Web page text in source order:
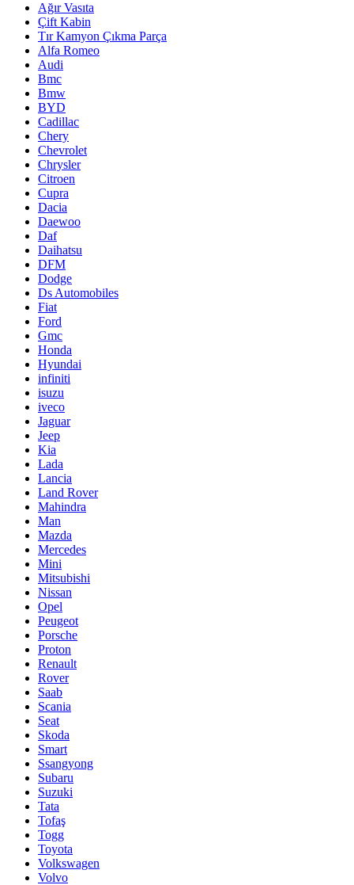
Ağır Vasıta
Çift Kabin
Tır Kamyon Çıkma Parça
Alfa Romeo
Audi
Bmc
Bmw
BYD
Cadillac
Chery
Chevrolet
Chrysler
Citroen
Cupra
Dacia
Daewoo
Daf
Daihatsu
DFM
Dodge
Ds Automobiles
Fiat
Ford
Gmc
Honda
Hyundai
infiniti
isuzu
iveco
Jaguar
Jeep
Kia
Lada
Lancia
Land Rover
Mahindra
Man
Mazda
Mercedes
Mini
Mitsubishi
Nissan
Opel
Peugeot
Porsche
Proton
Renault
Rover
Saab
Scania
Seat
Skoda
Smart
Ssangyong
Subaru
Suzuki
Tata
Tofaş
Togg
Toyota
Volkswagen
Volvo